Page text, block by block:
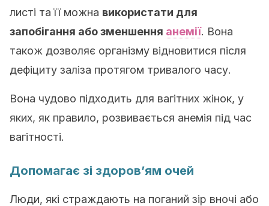
листі та її можна використати для
запобігання або зменшення анемії. Вона
також дозволяє організму відновитися після
дефіциту заліза протягом тривалого часу.
Вона чудово підходить для вагітних жінок, у
яких, як правило, розвивається анемія під час
вагітності.
Допомагає зі здоров’ям очей
Люди, які страждають на поганий зір вночі або